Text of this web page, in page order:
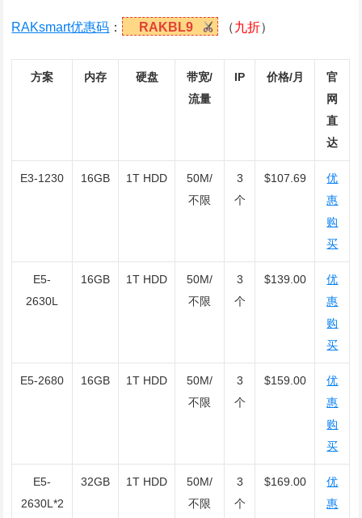
RAKsmart优惠码 ： RAKBL9 （九折）
方案 内存 硬盘
带宽/
流量
IP 价格/月
官
网
直
达
E3-1230 16GB 1T HDD
50M/
不限
3
个
$107.69
优
惠
购
买
E5-
2630L
16GB 1T HDD
50M/
不限
3
个
$139.00
优
惠
购
买
E5-2680 16GB 1T HDD
50M/
不限
3
个
$159.00
优
惠
购
买
E5-
2630L*2
32GB 1T HDD
50M/
不限
3
个
$169.00
优
惠